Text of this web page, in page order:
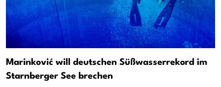
Marinković will deutschen Süßwasserrekord im
Starnberger See brechen